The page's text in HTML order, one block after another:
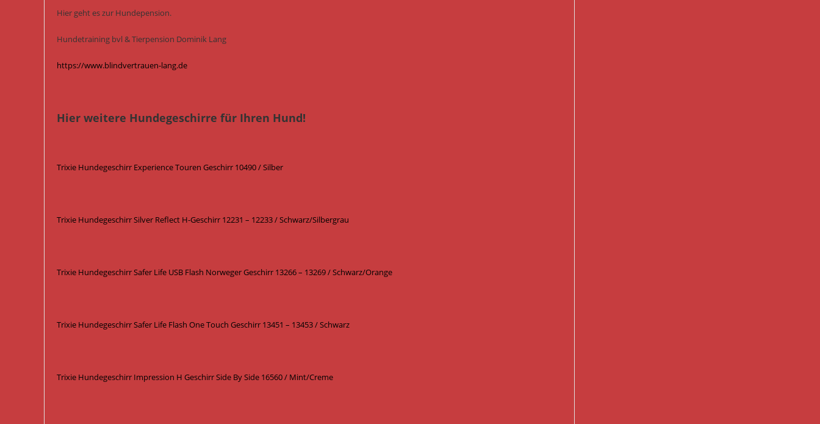
Hier geht es zur Hundepension.
Hundetraining bvl & Tierpension Dominik Lang
https://www.blindvertrauen-lang.de
Hier weitere Hundegeschirre für Ihren Hund!
Trixie Hundegeschirr Experience Touren Geschirr 10490 / Silber
Trixie Hundegeschirr Silver Reflect H-Geschirr 12231 – 12233 / Schwarz/Silbergrau
Trixie Hundegeschirr Safer Life USB Flash Norweger Geschirr 13266 – 13269 / Schwarz/Orange
Trixie Hundegeschirr Safer Life Flash One Touch Geschirr 13451 – 13453 / Schwarz
Trixie Hundegeschirr Impression H Geschirr Side By Side 16560 / Mint/Creme